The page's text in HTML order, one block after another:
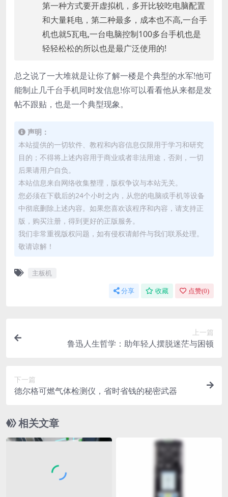
第一种方式要开虚拟机，多开比较吃电脑配置
和大量耗电，第二种最多，成本也不高,一台手
机也就5瓦电,一台电脑控制100多台手机也是
轻轻松松的所以也是最广泛使用的!
总之说了一大堆就是让你了解一楼是个典型的水军!他可
能制止几千台手机同时发信息!你可以看看他从来都是发
帖不跟贴，也是一个典型现象。
声明：
本站提供的一切软件、教程和内容信息仅限用于学习和研究
目的；不得将上述内容用于商业或者非法用途，否则，一切
后果请用户自负。
本站信息来自网络收集整理，版权争议与本站无关。
您必须在下载后的24个小时之内，从您的电脑或手机等设备
中彻底删除上述内容。如果您喜欢该程序和内容，请支持正
版，购买注册，得到更好的正版服务。
我们非常重视版权问题，如有侵权请邮件与我们联系处理。
敬请谅解！
主板机
分享 收藏 点赞(0)
上一篇
鲁迅人生哲学：助年轻人摆脱迷茫与困顿
下一篇
德尔格可燃气体检测仪，省时省钱的秘密武器
相关文章